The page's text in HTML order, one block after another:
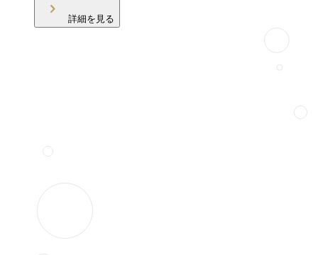
詳細を見る